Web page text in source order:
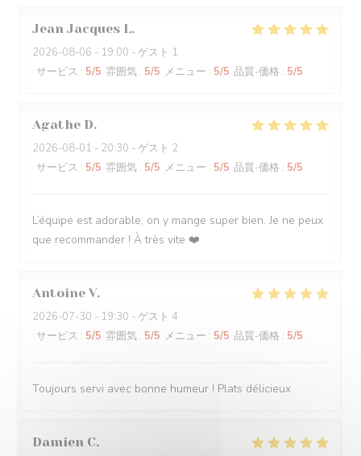
Jean Jacques L
2026-08-06 - 19:00 - ゲスト 1
サービス : 5/5 雰囲気 : 5/5 メニュー : 5/5 品質-価格 : 5/5
Agathe D
2026-08-01 - 20:30 - ゲスト 2
サービス : 5/5 雰囲気 : 5/5 メニュー : 5/5 品質-価格 : 5/5
L’équipe est adorable, on y mange super bien. Je ne peux
que recommander ! À très vite ❤️
Antoine V
2026-07-30 - 19:30 - ゲスト 4
サービス : 5/5 雰囲気 : 5/5 メニュー : 5/5 品質-価格 : 5/5
Toujours servi avec bonne humeur ! Plats délicieux
Damien C